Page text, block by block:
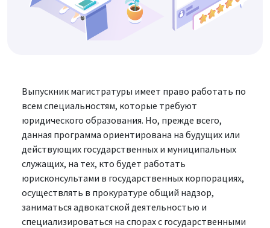
Выпускник магистратуры имеет право работать по
всем специальностям, которые требуют
юридического образования. Но, прежде всего,
данная программа ориентирована на будущих или
действующих государственных и муниципальных
служащих, на тех, кто будет работать
юрисконсультами в государственных корпорациях,
осуществлять в прокуратуре общий надзор,
заниматься адвокатской деятельностью и
специализироваться на спорах с государственными